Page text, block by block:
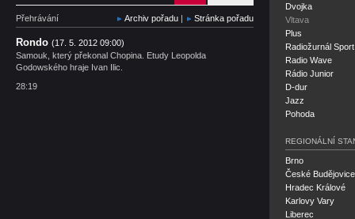
Přehrávání Archiv pořadu | Stránka pořadu
Rondo (17. 5. 2012 09:00)
Samouk, který překonal Chopina. Etudy Leopolda
Godowského hraje Ivan Ilic.
28:19
Dvojka
Vltava
Plus
Radiožurnál Sport
Radio Wave
Rádio Junior
D-dur
Jazz
Pohoda
REGIONÁLNÍ
Brno
České Budějovice
Hradec Králové
Karlovy Vary
Liberec